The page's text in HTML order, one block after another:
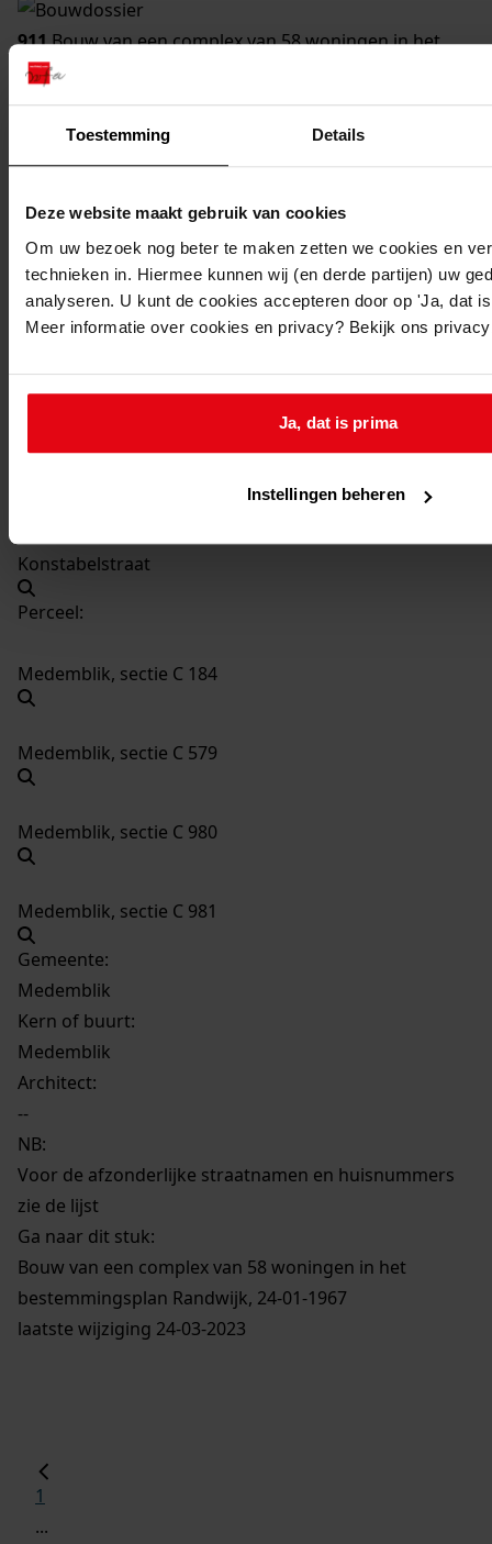
Toestemming Details
Deze website maakt gebruik van cookies
Om uw bezoek nog beter te maken zetten we cookies en
technieken in. Hiermee kunnen wij (en derde partijen) uw
analyseren. U kunt de cookies accepteren door op 'Ja, dat
Meer informatie over cookies en privacy? Bekijk ons
Ja, dat is prima
Instellingen beheren
911Bouw van een complex van 58 woningen in het
bestemmingsplan Randwijk, 24-01-1967
Datering:
24-01-1967
Beschrijving:
bestemmingsplan Randwijk
Adres:
Medemblik, Bijltjeshof 3, 5, 7, 9, 11, 13, 15
Medemblik, Bottelierstraat 1, 3, 5, 7, 9, 11, 13, 15, 17,
Medemblik, Konstabelstraat 2, 4, 6, 8, 10, 12, 14, 16, 18,
Konstabelstraat
Perceel:
Medemblik, sectie C 184
Medemblik, sectie C 579
Medemblik, sectie C 980
Medemblik, sectie C 981
Gemeente:
Medemblik
Kern of buurt:
Medemblik
Architect:
--
NB:
Voor de afzonderlijke straatnamen en huisnummers
zie de lijst
Ga naar dit stuk:
Bouw van een complex van 58 woningen in het
bestemmingsplan Randwijk, 24-01-1967
laatste wijziging 24-03-2023
1
...